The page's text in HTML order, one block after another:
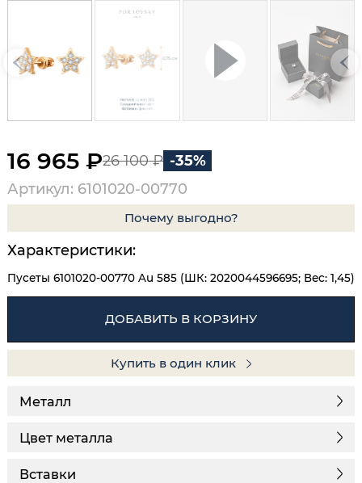
16 965 ₽26 100 ₽ -35%
Артикул: 6101020-00770
Почему выгодно?
Характеристики:
Пусеты 6101020-00770 Au 585 (ШК: 2020044596695; Вес: 1,45)
ДОБАВИТЬ В КОРЗИНУ
Купить в один клик
Металл
Цвет металла
Вставки